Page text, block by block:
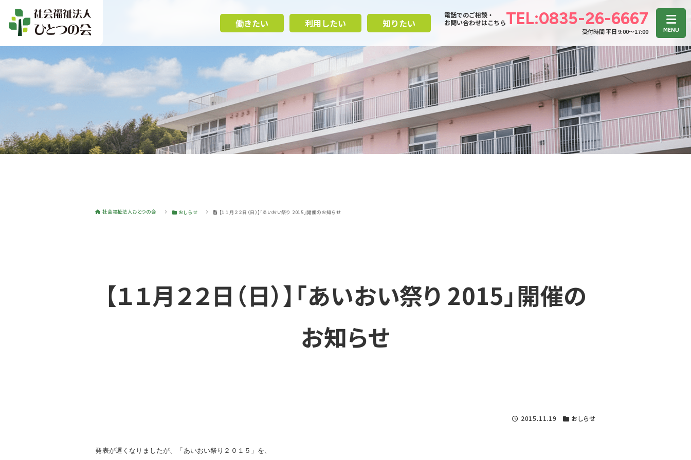
働きたい 利用したい 知りたい
電話でのご相談・
お問い合わせはこちらTEL:0835-26-6667
受付時間 平日 9:00〜17:00
社会福祉法人ひとつの会 おしらせ 【１１月２２日（日）】「あいおい祭り 2015」開催のお知らせ
【１１月２２日（日）】「あいおい祭り 2015」開催の
お知らせ
2015.11.19 おしらせ
発表が遅くなりましたが、「あいおい祭り２０１５」を、